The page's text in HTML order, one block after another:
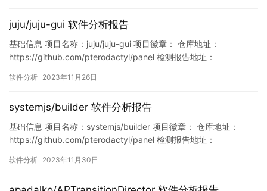
juju/juju-gui 软件分析报告
基础信息 项目名称：juju/juju-gui 项目徽章： 仓库地址：
https://github.com/pterodactyl/panel 检测报告地址：
91232/1728569160210276352 此报告由Murphysec提供 漏洞列
软件分析 2023年11月26日
systemjs/builder 软件分析报告
基础信息 项目名称：systemjs/builder 项目徽章： 仓库地址：
https://github.com/pterodactyl/panel 检测报告地址：
72544/1730079843854802944 此报告由Murphysec提供 漏…
软件分析 2023年11月30日